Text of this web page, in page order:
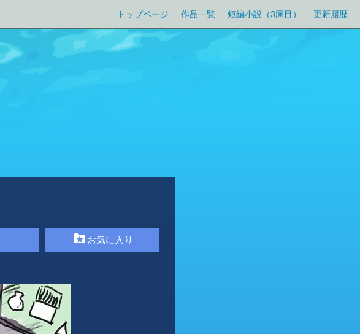
トップページ 作品一覧 短編小説（3庫目） 更新履歴
お気に入り